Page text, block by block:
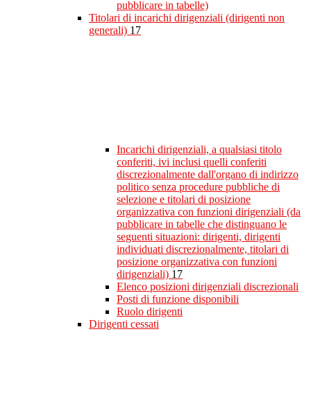
pubblicare in tabelle)
Titolari di incarichi dirigenziali (dirigenti non
generali) 17
Incarichi dirigenziali, a qualsiasi titolo
conferiti, ivi inclusi quelli conferiti
discrezionalmente dall'organo di indirizzo
politico senza procedure pubbliche di
selezione e titolari di posizione
organizzativa con funzioni dirigenziali (da
pubblicare in tabelle che distinguano le
seguenti situazioni: dirigenti, dirigenti
individuati discrezionalmente, titolari di
posizione organizzativa con funzioni
dirigenziali) 17
Elenco posizioni dirigenziali discrezionali
Posti di funzione disponibili
Ruolo dirigenti
Dirigenti cessati